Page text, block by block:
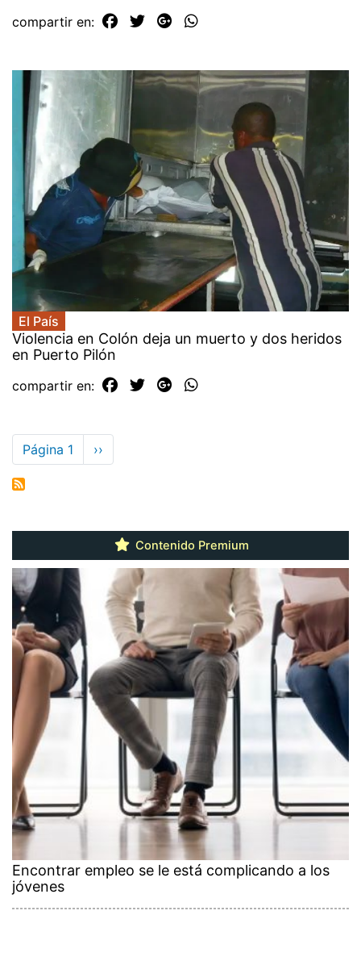
compartir en:
El País
Violencia en Colón deja un muerto y dos heridos
en Puerto Pilón
compartir en:
Paginación
Página 1
Siguiente
página
››
Contenido Premium
Encontrar empleo se le está complicando a los
jóvenes